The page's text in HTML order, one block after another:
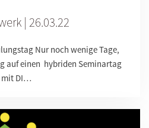
| 26.03.22
Nur noch wenige Tage,
auf einen hybriden Seminartag
mit DI…